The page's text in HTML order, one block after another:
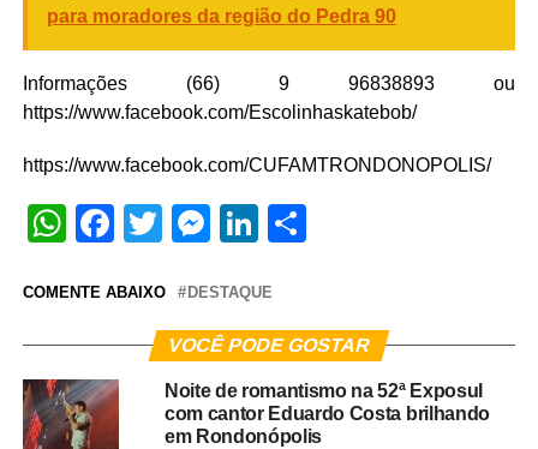
para moradores da região do Pedra 90
Informações (66) 9 96838893 ou
https://www.facebook.com/Escolinhaskatebob/
https://www.facebook.com/CUFAMTRONDONOPOLIS/
WhatsApp
Facebook
TwitterMessenger
LinkedIn
COMENTE ABAIXO DESTAQUE
VOCÊ PODE GOSTAR
Noite de romantismo na 52ª Exposul
com cantor Eduardo Costa brilhando
em Rondonópolis